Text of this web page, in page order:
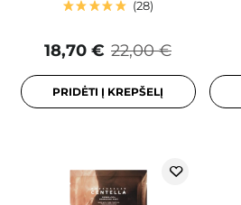
28
22,00 €
18,70 €
PRIDĖTI Į KREPŠELĮ